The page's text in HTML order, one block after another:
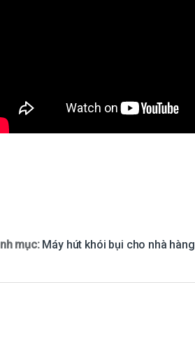
mục: Máy hút khói bụi cho nhà hàng